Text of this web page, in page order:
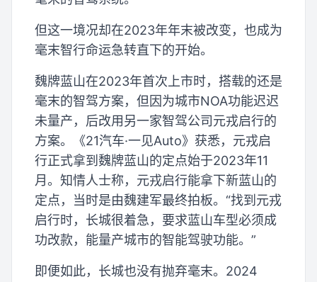
但这一境况却在2023年年末被改变，也成为
毫末智行命运急转直下的开始。
魏牌蓝山在2023年首次上市时，搭载的还是
毫末的智驾方案，但因为城市NOA功能迟迟
未量产，后改用另一家智驾公司元戎启行的
方案。《21汽车·一见Auto》获悉，元戎启
行正式拿到魏牌蓝山的定点始于2023年11
月。知情人士称，元戎启行能拿下新蓝山的
定点，当时是由魏建军最终拍板。“找到元戎
启行时，长城很着急，要求蓝山车型必须成
功改款，能量产城市的智能驾驶功能。”
即便如此，长城也没有抛弃毫末。2024